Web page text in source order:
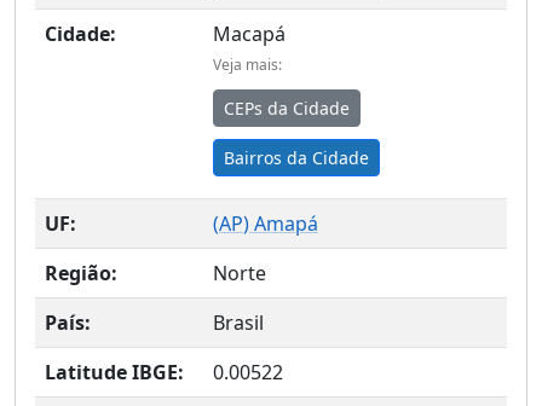
Cidade:
Macapá
Veja mais:
CEPs da Cidade
Bairros da Cidade
UF: (AP) Amapá
Região:
Norte
País:
Brasil
Latitude IBGE:
0.00522